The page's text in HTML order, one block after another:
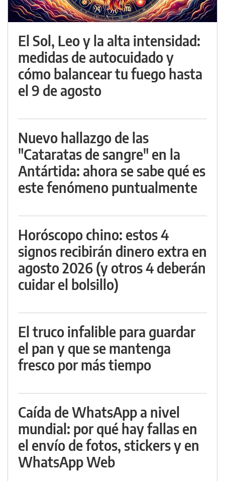
El Sol, Leo y la alta intensidad:
medidas de autocuidado y
cómo balancear tu fuego hasta
el 9 de agosto
Nuevo hallazgo de las
"Cataratas de sangre" en la
Antártida: ahora se sabe qué es
este fenómeno puntualmente
Horóscopo chino: estos 4
signos recibirán dinero extra en
agosto 2026 (y otros 4 deberán
cuidar el bolsillo)
El truco infalible para guardar
el pan y que se mantenga
fresco por más tiempo
Caída de WhatsApp a nivel
mundial: por qué hay fallas en
el envío de fotos, stickers y en
WhatsApp Web